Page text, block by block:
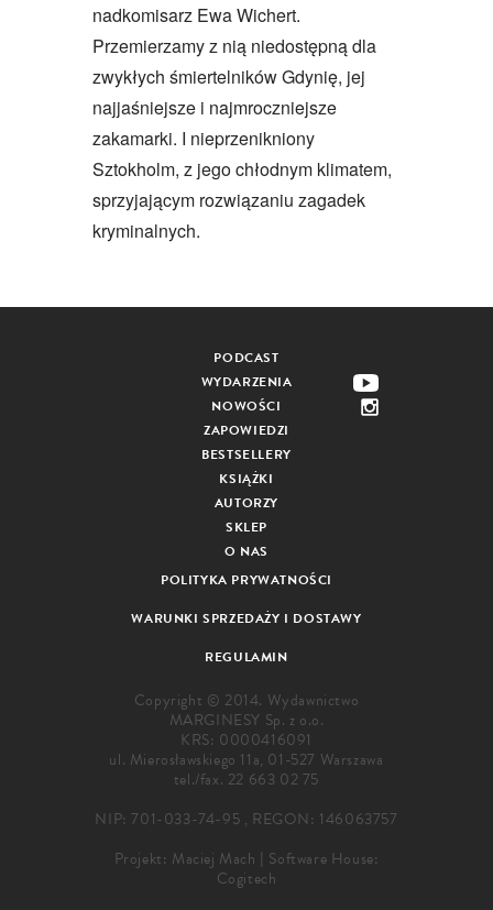
nadkomisarz Ewa Wichert.
Przemierzamy z nią niedostępną dla
zwykłych śmiertelników Gdynię, jej
najjaśniejsze i najmroczniejsze
zakamarki. I nieprzenikniony
Sztokholm, z jego chłodnym klimatem,
sprzyjającym rozwiązaniu zagadek
kryminalnych.
PODCAST
WYDARZENIA
NOWOŚCI
ZAPOWIEDZI
BESTSELLERY
KSIĄŻKI
AUTORZY
SKLEP
O NAS
POLITYKA PRYWATNOŚCI
WARUNKI SPRZEDAŻY I DOSTAWY
REGULAMIN
Copyright © 2014. Wydawnictwo
MARGINESY Sp. z o.o.
KRS: 0000416091
ul. Mierosławskiego 11a, 01-527 Warszawa
tel./fax. 22 663 02 75
NIP: 701-033-74-95 , REGON: 146063757
Projekt: Maciej Mach | Software House:
Cogitech